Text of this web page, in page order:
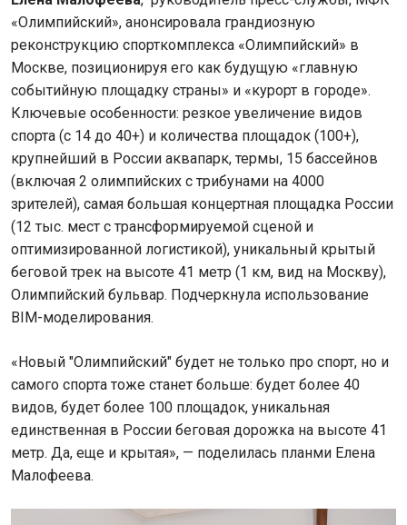
«Олимпийский», анонсировала грандиозную
реконструкцию спорткомплекса «Олимпийский» в
Москве, позиционируя его как будущую «главную
событийную площадку страны» и «курорт в городе».
Ключевые особенности: резкое увеличение видов
спорта (с 14 до 40+) и количества площадок (100+),
крупнейший в России аквапарк, термы, 15 бассейнов
(включая 2 олимпийских с трибунами на 4000
зрителей), самая большая концертная площадка России
(12 тыс. мест с трансформируемой сценой и
оптимизированной логистикой), уникальный крытый
беговой трек на высоте 41 метр (1 км, вид на Москву),
Олимпийский бульвар. Подчеркнула использование
BIM-моделирования.
«Новый "Олимпийский" будет не только про спорт, но и
самого спорта тоже станет больше: будет более 40
видов, будет более 100 площадок, уникальная
единственная в России беговая дорожка на высоте 41
метр. Да, еще и крытая», — поделилась планми Елена
Малофеева.